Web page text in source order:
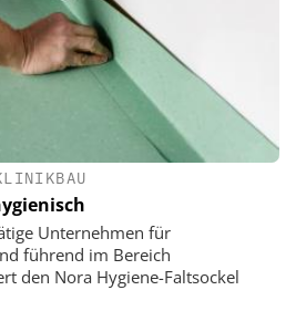
Unternehmen für
führend im Bereich
den Nora Hygiene-Faltsockel